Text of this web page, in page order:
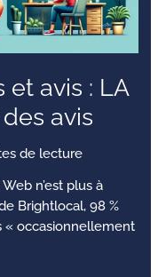
et avis : LA
avis
de lecture
n’est plus à
Brightlocal, 98 %
« occasionnellement